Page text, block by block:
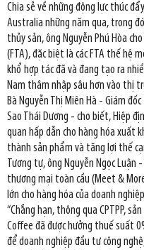
Chia sẻ về những động lực thúc
Australia những năm qua, trong
thủy sản, ông Nguyễn Phú Hòa
(FTA), đặc biệt là các FTA thế hệ
khổ hợp tác đã và đang tạo ra
Nam thâm nhập sâu hơn vào thị
Bà Nguyễn Thị Miên Hà - Giám
Sao Thái Dương - cho biết, Hiệp
quan hấp dẫn cho hàng hóa xuất
thành sản phẩm và tăng lợi thế
Tương tự, ông Nguyễn Ngọc Luận
thương mại toàn cầu (Meet &
lớn cho hàng hóa của doanh
“Chẳng hạn, thông qua CPTPP,
Coffee đã được hưởng thuế suất
để doanh nghiệp đầu tư công